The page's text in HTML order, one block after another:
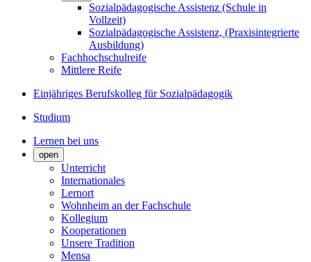
Sozialpädagogische Assistenz (Schule in
Vollzeit)
Sozialpädagogische Assistenz, (Praxisintegrierte
Ausbildung)
Fachhochschulreife
Mittlere Reife
Einjähriges Berufskolleg für Sozialpädagogik
Studium
Lernen bei uns
open
Unterricht
Internationales
Lernort
Wohnheim an der Fachschule
Kollegium
Kooperationen
Unsere Tradition
Mensa